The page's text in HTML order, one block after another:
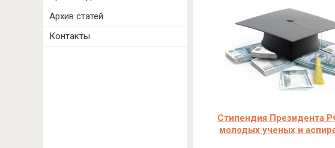
Стипендия Президента
молодых ученых и
Архив статей
Контакты